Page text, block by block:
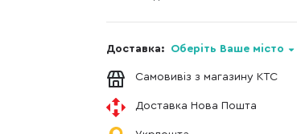
Доставка: Оберіть Ваше місто
Самовивіз з магазину КТС
Доставка Нова Пошта